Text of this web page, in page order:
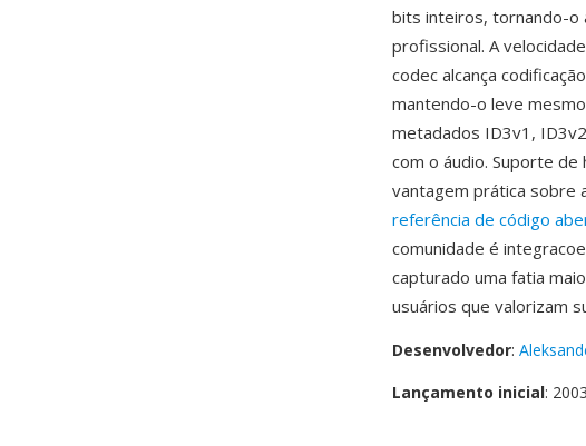
bits inteiros, tornando-o
profissional. A
codec alcança
mantendo-o leve
metadados ID3v1,
com o áudio. Suporte
vantagem prática sobre
referência de código
comunidade é
capturado uma fatia
usuários que valorizam
Desenvolvedor:
Lançamento inicial: 2003